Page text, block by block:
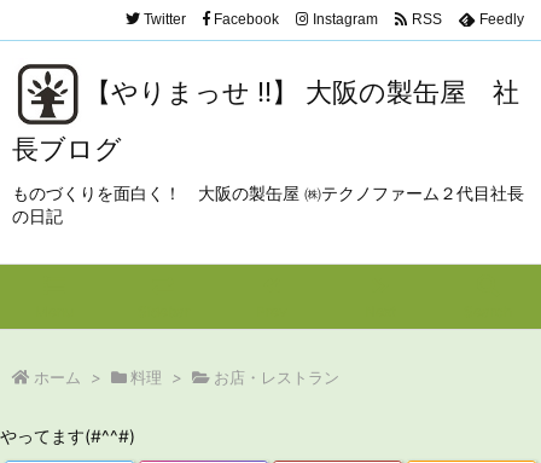
【やりまっせ !!】 大阪の製缶屋 社
長ブログ
ものづくりを面白く！ 大阪の製缶屋 ㈱テクノファーム２代目社長
の日記
Twitter Facebook Instagram RSS Feedly
ホーム > 料理 > お店・レストラン
やってます(#^^#)